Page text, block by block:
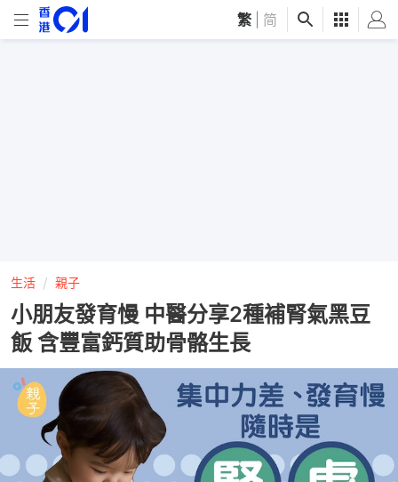
繁 简
生活 親子
小朋友發育慢 中醫分享2種補腎氣黑豆
飯 含豐富鈣質助骨骼生長